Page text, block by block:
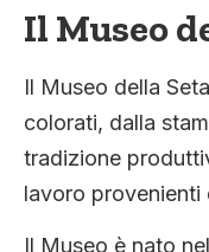
Il Museo
Il Museo della
colorati, dalla
tradizione
lavoro provenienti
Il Museo è nato